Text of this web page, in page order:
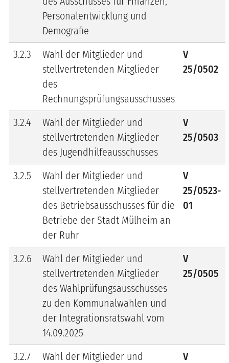
Personalentwicklung und
Demografie
3.2.3
Wahl der Mitglieder und
stellvertretenden Mitglieder
des
Rechnungsprüfungsausschusses
V
25/0502
3.2.4
Wahl der Mitglieder und
stellvertretenden Mitglieder
des Jugendhilfeausschusses
V
25/0503
3.2.5
Wahl der Mitglieder und
stellvertretenden Mitglieder
des Betriebsausschusses für die
Betriebe der Stadt Mülheim an
der Ruhr
V
25/0523-
01
3.2.6
Wahl der Mitglieder und
stellvertretenden Mitglieder
des Wahlprüfungsausschusses
zu den Kommunalwahlen und
der Integrationsratswahl vom
14.09.2025
V
25/0505
3.2.7
Wahl der Mitglieder und
V